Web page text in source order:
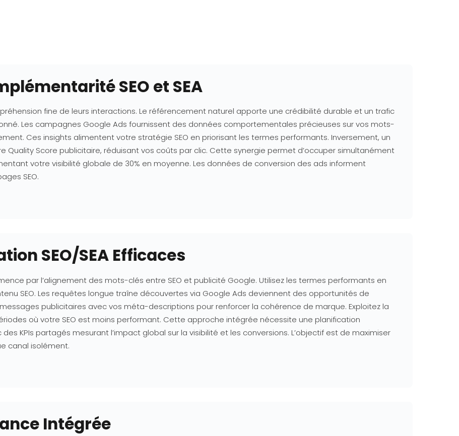
SEO et SEA
fine de leurs interactions. Le référencement naturel apporte une crédibilité durable et un trafic
Les campagnes Google Ads fournissent des données comportementales précieuses sur vos mots-
Ces insights alimentent votre stratégie SEO en priorisant les termes performants. Inversement, un
Quality Score publicitaire, réduisant vos coûts par clic. Cette synergie permet d’occuper simultanément
votre visibilité globale de 30% en moyenne. Les données de conversion des ads informent
SEO.
SEO/SEA Efficaces
par l’alignement des mots-clés entre SEO et publicité Google. Utilisez les termes performants en
SEO. Les requêtes longue traîne découvertes via Google Ads deviennent des opportunités de
publicitaires avec vos méta-descriptions pour renforcer la cohérence de marque. Exploitez la
où votre SEO est moins performant. Cette approche intégrée nécessite une planification
KPIs partagés mesurant l’impact global sur la visibilité et les conversions. L’objectif est de maximiser
canal isolément.
Intégrée